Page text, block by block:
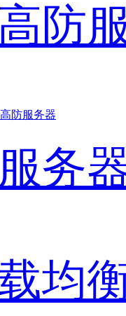
防
防服务器
务
均